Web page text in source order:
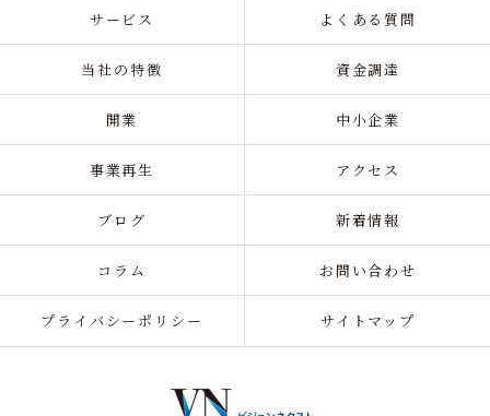
サービス よくある質問
当社の特徴 資金調達
開業 中小企業
事業再生 アクセス
ブログ 新着情報
コラム お問い合わせ
プライバシーポリシー サイトマップ